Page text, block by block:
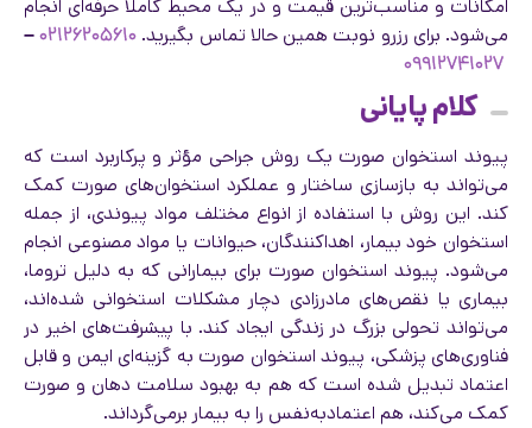
امکانات و مناسب‌ترین قیمت و در یک محیط کاملا حرفه‌ای انجام
می‌شود. برای رزرو نوبت همین حالا تماس بگیرید. ۰۲۱۲۶۲۰۵۶۱۰–
۰۹۹۱۲۷۴۱۰۲۷
کلام پایانی
پیوند استخوان صورت یک روش جراحی مؤثر و پرکاربرد است که
می‌تواند به بازسازی ساختار و عملکرد استخوان‌های صورت کمک
کند. این روش با استفاده از انواع مختلف مواد پیوندی، از جمله
استخوان خود بیمار، اهداکنندگان، حیوانات یا مواد مصنوعی انجام
می‌شود. پیوند استخوان صورت برای بیمارانی که به دلیل تروما،
بیماری یا نقص‌های مادرزادی دچار مشکلات استخوانی شده‌اند،
می‌تواند تحولی بزرگ در زندگی ایجاد کند. با پیشرفت‌های اخیر در
فناوری‌های پزشکی، پیوند استخوان صورت به گزینه‌ای ایمن و قابل
‌اعتماد تبدیل شده است که هم به بهبود سلامت دهان و صورت
کمک می‌کند، هم اعتمادبه‌نفس را به بیمار برمی‌گرداند.